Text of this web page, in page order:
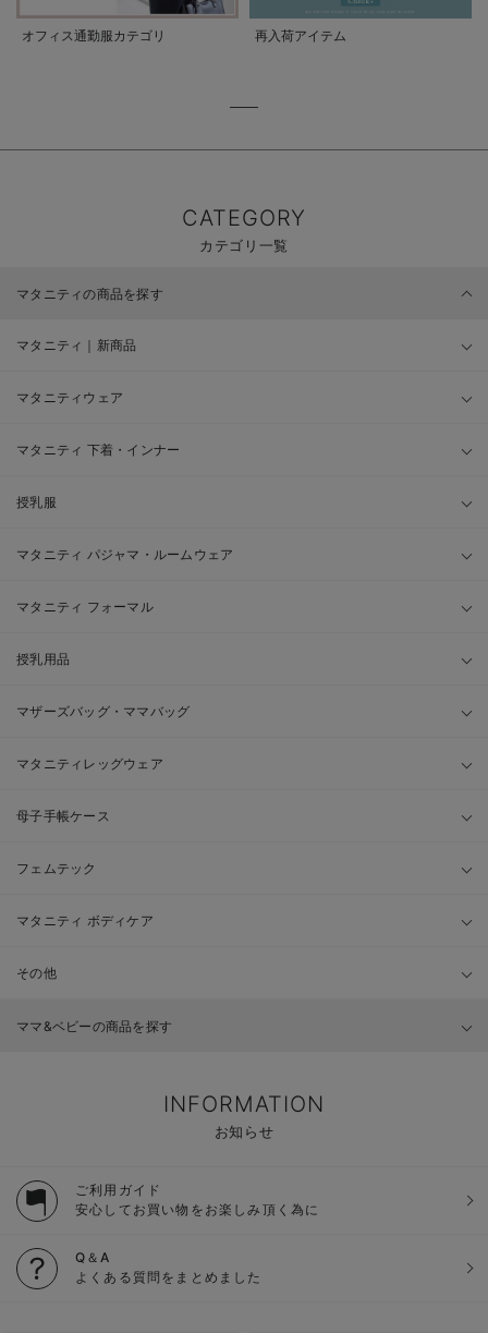
オフィス通勤服カテゴリ 再入荷アイテム
CATEGORY
カテゴリ一覧
マタニティの商品を探す
マタニティ｜新商品
マタニティウェア
マタニティ 下着・インナー
授乳服
マタニティ パジャマ・ルームウェア
マタニティ フォーマル
授乳用品
マザーズバッグ・ママバッグ
マタニティレッグウェア
母子手帳ケース
フェムテック
マタニティ ボディケア
その他
ママ&ベビーの商品を探す
INFORMATION
お知らせ
ご利用ガイド
安心してお買い物をお楽しみ頂く為に
Q＆A
よくある質問をまとめました